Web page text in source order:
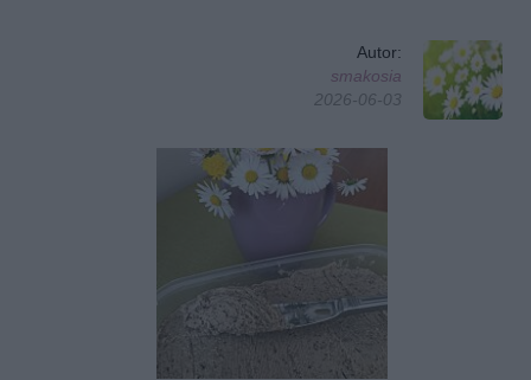
Autor:
smakosia
2026-06-03